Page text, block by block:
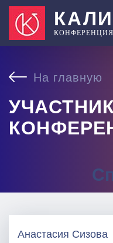
КОНФЕРЕНЦИЯ
На главную
Анастасия Сизова